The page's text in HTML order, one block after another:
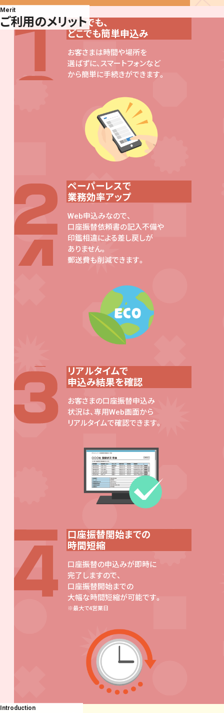
Merit
ご利用のメリットいつでも、
どこでも簡単申込み
お客さまは時間や場所を
選ばずに、スマートフォンなど
から簡単に手続きができます。
ペーパーレスで
業務効率アップ
Web申込みなので、
口座振替依頼書の記入不備や
印鑑相違による差し戻しが
ありません。
郵送費も削減できます。
リアルタイムで
申込み結果を確認
お客さまの口座振替申込み
状況は、専用Web画面から
リアルタイムで確認できます。
口座振替開始までの
時間短縮
口座振替の申込みが即時に
完了しますので、
口座振替開始までの
大幅な時間短縮が可能です。
最大で4営業日
Introduction